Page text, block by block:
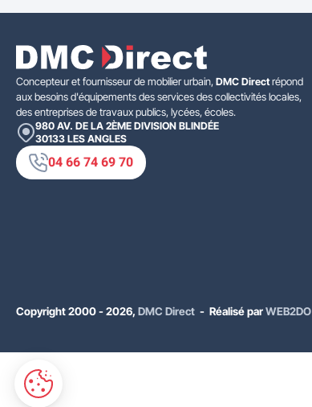
Concepteur et fournisseur de mobilier urbain, DMC Directrépond
aux besoins d'équipements des services des collectivités locales,
des entreprises de travaux publics, lycées, écoles.
980 AV. DE LA 2ÈME DIVISION BLINDÉE
30133 LES ANGLES
04 66 74 69 70
Copyright 2000 - 2026, DMC Direct - Réalisé parWEB2DO